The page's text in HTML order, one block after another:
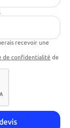
recevoir une
de confidentialité de